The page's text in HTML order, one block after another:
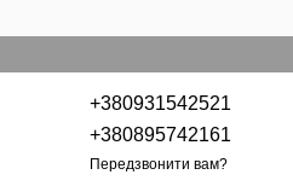
+380931542521
+380895742161
Передзвонити вам?